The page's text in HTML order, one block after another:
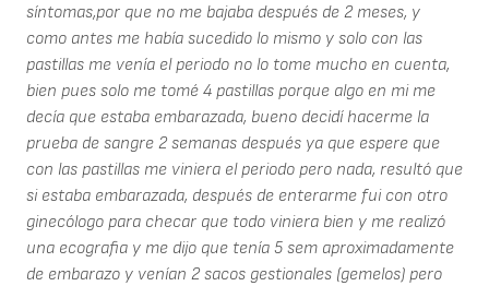
síntomas,por que no me bajaba después de 2 meses, y
como antes me había sucedido lo mismo y solo con las
pastillas me venía el periodo no lo tome mucho en cuenta,
bien pues solo me tomé 4 pastillas porque algo en mi me
decía que estaba embarazada, bueno decidí hacerme la
prueba de sangre 2 semanas después ya que espere que
con las pastillas me viniera el periodo pero nada, resultó que
si estaba embarazada, después de enterarme fui con otro
ginecólogo para checar que todo viniera bien y me realizó
una ecografia y me dijo que tenía 5 sem aproximadamente
de embarazo y venían 2 sacos gestionales (gemelos) pero